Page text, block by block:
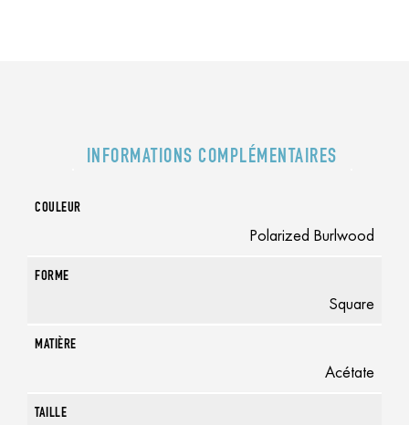
INFORMATIONS COMPLÉMENTAIRES
COULEUR
Polarized Burlwood
FORME
Square
MATIÈRE
Acétate
TAILLE